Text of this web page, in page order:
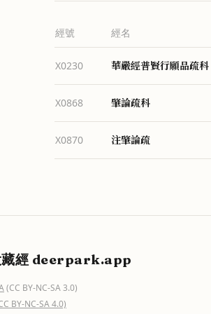
經號 經名
X0230 華嚴經普賢行願品疏科
X0868 肇論疏科
X0870 注肇論疏
藏經 deerpark.app
(CC BY-NC-SA 3.0)
BY-NC-SA 4.0)